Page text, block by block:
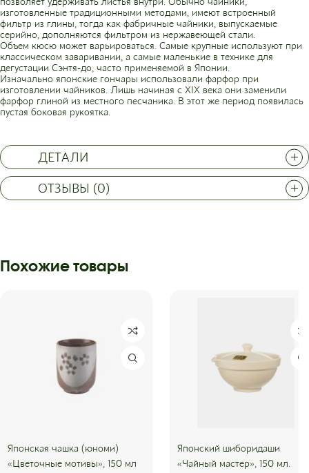
изготовленные традиционными методами, имеют встроенный
фильтр из глины, тогда как фабричные чайники, выпускаемые
серийно, дополняются фильтром из нержавеющей стали.
Объем кюсю может варьироваться. Самые крупные используют при
классическом заваривании, а самые маленькие в технике для
дегустации Сэнтя-до, часто применяемой в Японии.
Изначально японские гончары использовали фарфор при
изготовлении чайников. Лишь начиная с XIX века они заменили
фарфор глиной из местного песчаника. В этот же период появилась
пустая боковая рукоятка.
ДЕТАЛИ
ОТЗЫВЫ (0)
Похожие товары
Японская чашка (юноми)
«Цветочные мотивы», 150 мл
Японский шиборидаши
«Чайный мастер», 150 мл.